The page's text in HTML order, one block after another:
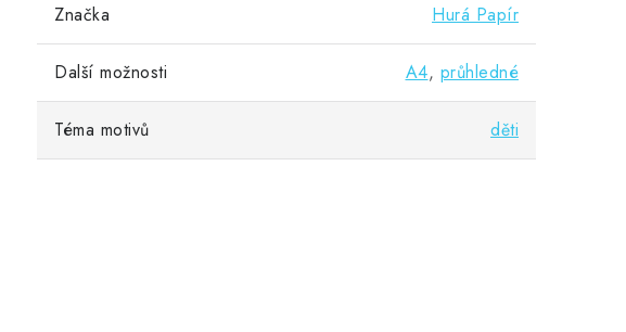
Značka Hurá Papír
Další možnosti A4, průhledné
Téma motivů děti